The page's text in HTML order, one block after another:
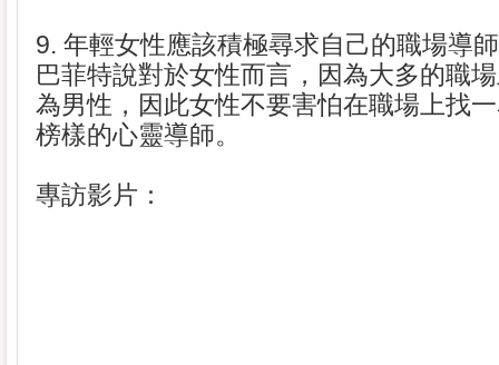
9. 年輕女性應該積極尋求自己的職場導師
巴菲特說對於女性而言，因為大多的職
為男性，因此女性不要害怕在職場上找
榜樣的心靈導師。
專訪影片：